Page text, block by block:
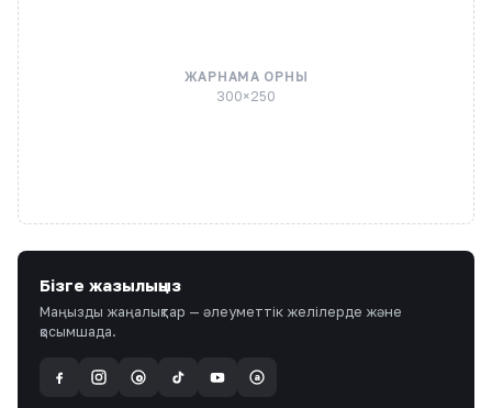
ЖАРНАМА ОРНЫ
300×250
Бізге жазылыңыз
Маңызды жаңалықтар — әлеуметтік желілерде және
қосымшада.
@ a